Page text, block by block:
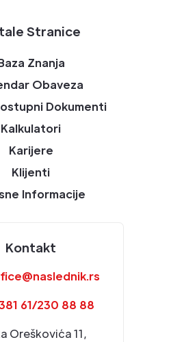
Stranice
Znanja
Obaveza
Dokumenti
Kalkulatori
Karijere
Klijenti
Informacije
Kontakt
61/230 88 88
Oreškovića 11,